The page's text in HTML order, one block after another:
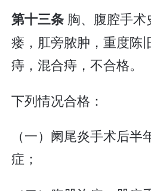
第十三条 胸、腹腔手
瘘，肛旁脓肿，重度陈
痔，混合痔，不合格。
下列情况合格：
（一）阑尾炎手术后
症；